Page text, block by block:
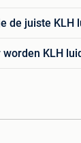
de juiste
worden KLH